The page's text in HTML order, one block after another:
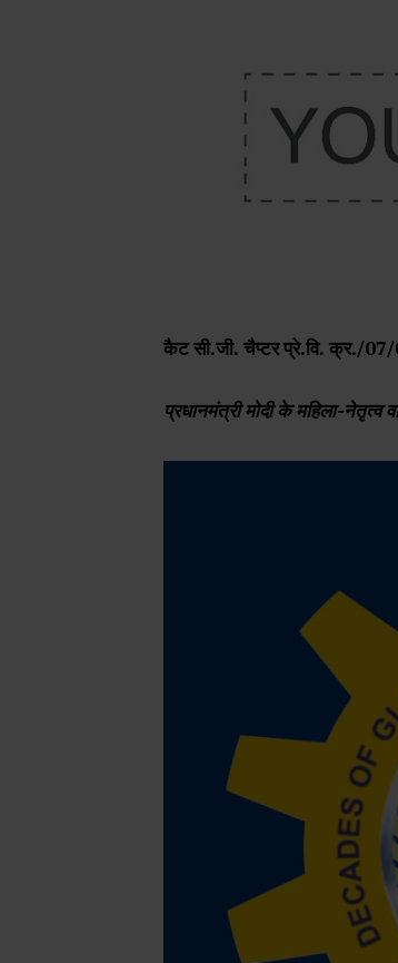
कैट सी.जी. चैप्टर प्रे.वि. क्र./
प्रधानमंत्री मोदी के महिला-